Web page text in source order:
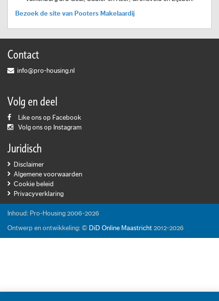
Bezoek de site van Pooters Makelaardij
Contact
info@pro-housing.nl
Volg en deel
Like ons op Facebook
Volg ons op Instagram
Juridisch
Disclaimer
Algemene voorwaarden
Cookie beleid
Privacyverklaring
Inhoud: Pro-Housing 2006-2026
Ontwerp en ontwikkeling: © DiD Online Maastricht 2012-2026